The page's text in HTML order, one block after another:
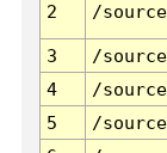
2 /
3 /
4
/
5
/